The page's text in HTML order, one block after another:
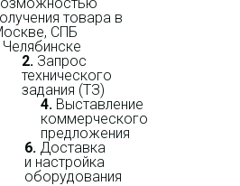
товара в
СПБ
Челябинске
2. Запрос
технического
задания (ТЗ)
4. Выставление
коммерческого
предложения
6. Доставка
и настройка
оборудования